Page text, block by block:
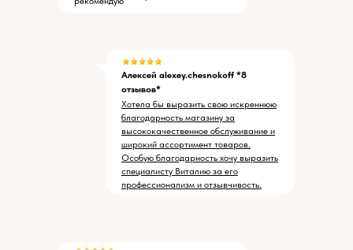
Алексей alexey.chesnokoff *8
отзывов*
Хотела бы выразить свою искреннюю
благодарность магазину за
высококачественное обслуживание и
широкий ассортимент товаров.
Особую благодарность хочу выразить
специалисту Виталию за его
профессионализм и отзывчивость.